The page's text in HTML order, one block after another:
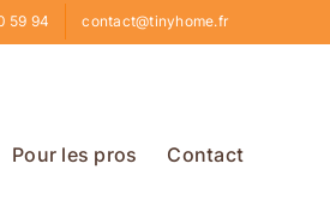
59 94 contact@tinyhome.fr
Pour les pros Contact